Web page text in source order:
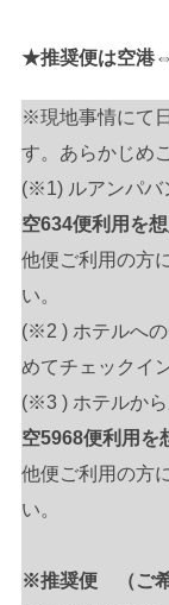
★推奨便は空港
※現地事情にて
す。あらかじめ
(※1) ルアンパバ
空634便利用を
他便ご利用の方
い。
(※2 ) ホテルへ
めてチェックイ
(※3 ) ホテルから
空5968便利用を
他便ご利用の方
い。
※推奨便 （ご希